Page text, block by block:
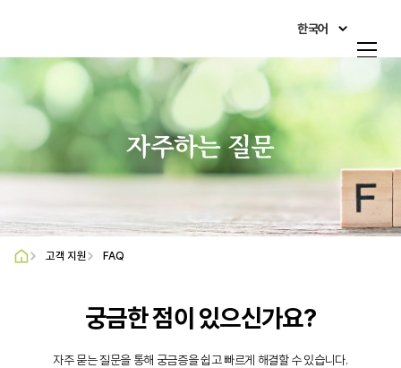
제품&시장
사회공헌활동
광고홍보센터
한국어
한국어
简体中文
O'zbekcha
Русский
자주하는 질문
고객 지원 FAQ
궁금한 점이 있으신가요?
자주 묻는 질문을 통해 궁금증을 쉽고 빠르게 해결할 수 있습니다.